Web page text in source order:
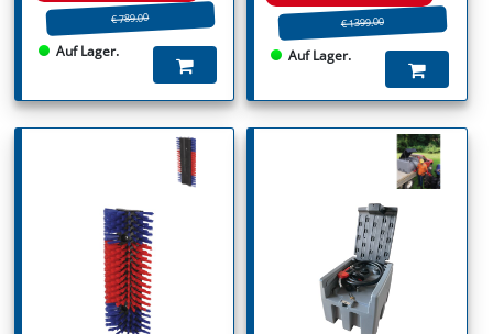
€ 789.00
Auf Lager.
€ 1399.00
Auf Lager.